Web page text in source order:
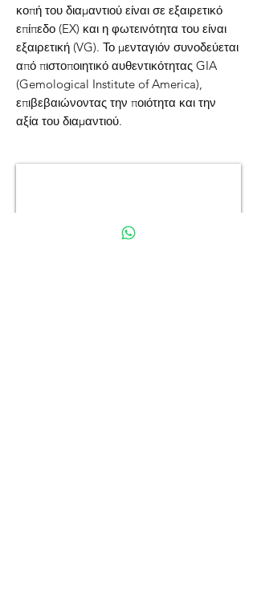
κοπή του διαμαντιού είναι σε εξαιρετικό
επίπεδο (EX) και η φωτεινότητα του είναι
εξαιρετική (VG). Το μενταγιόν συνοδεύεται
από πιστοποιητικό αυθεντικότητας GIA
(Gemological Institute of America),
επιβεβαιώνοντας την ποιότητα και την
αξία του διαμαντιού.